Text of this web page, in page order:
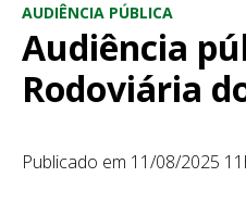
AUDIÊNCIA PÚBLICA
Audiência
Rodoviária
Publicado em 11/08/2025